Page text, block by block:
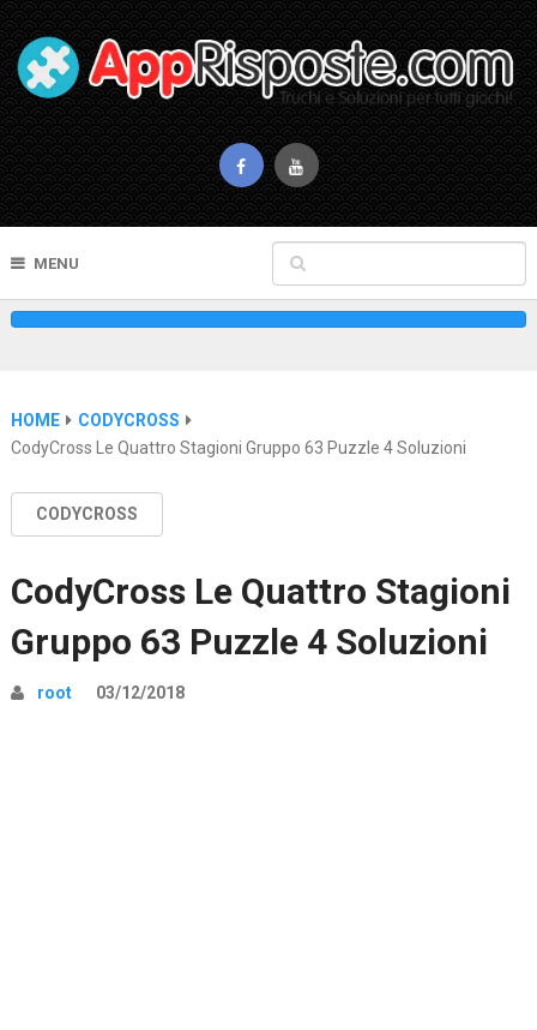
MENU
HOME
CODYCROSS
CodyCross Le Quattro Stagioni Gruppo 63 Puzzle 4 Soluzioni
CODYCROSS
CodyCross Le Quattro Stagioni
Gruppo 63 Puzzle 4 Soluzioni
root 03/12/2018